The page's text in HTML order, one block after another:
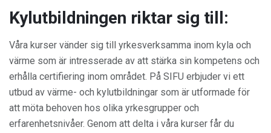
Kylutbildningen riktar sig till:
Våra kurser vänder sig till yrkesverksamma inom kyla och
värme som är intresserade av att stärka sin kompetens och
erhålla certifiering inom området. På SIFU erbjuder vi ett
utbud av värme- och kylutbildningar som är utformade för
att möta behoven hos olika yrkesgrupper och
erfarenhetsnivåer. Genom att delta i våra kurser får du